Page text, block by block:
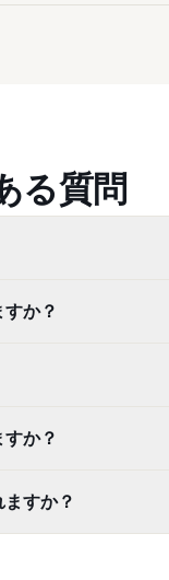
る質問
か？
か？
すか？